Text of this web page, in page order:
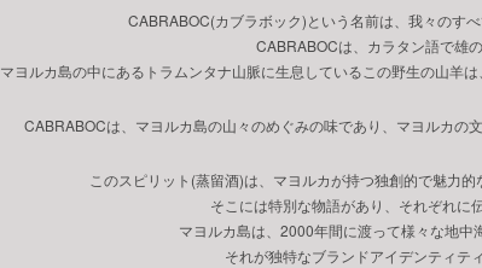
CABRABOC(カブラボック)という名前は、我々のす
CABRABOCは、カラタン語で雄
マヨルカ島の中にあるトラムンタナ山脈に生息しているこの野生の山羊
CABRABOCは、マヨルカ島の山々のめぐみの味であり、マヨルカの
このスピリット(蒸留酒)は、マヨルカが持つ独創的で魅力
そこには特別な物語があり、それぞれに
マヨルカ島は、2000年間に渡って様々な地中
それが独特なブランドアイデンティテ